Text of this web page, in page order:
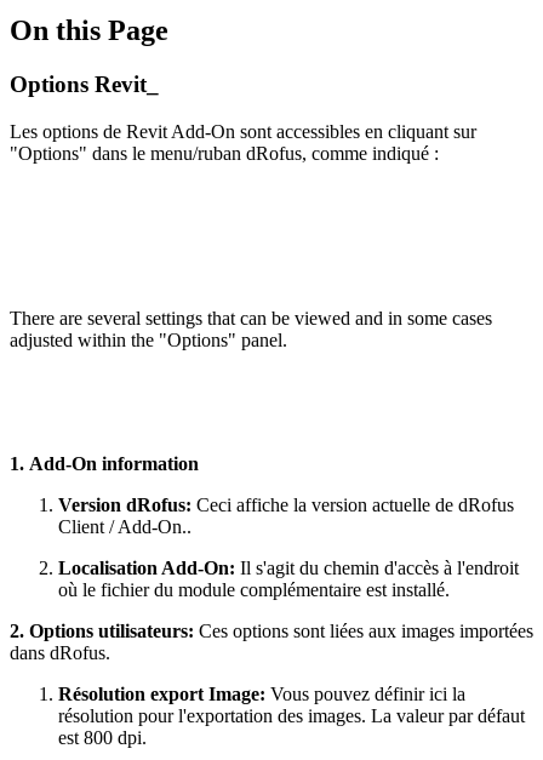
On this Page
Options Revit_
Les options de Revit Add-On sont accessibles en cliquant sur
"Options" dans le menu/ruban dRofus, comme indiqué :
There are several settings that can be viewed and in some cases
adjusted within the "Options" panel.
1. Add-On information
Version dRofus: Ceci affiche la version actuelle de dRofus
Client / Add-On..
Localisation Add-On: Il s'agit du chemin d'accès à l'endroit
où le fichier du module complémentaire est installé.
2. Options utilisateurs: Ces options sont liées aux images importées
dans dRofus.
Résolution export Image: Vous pouvez définir ici la
résolution pour l'exportation des images. La valeur par défaut
est 800 dpi.